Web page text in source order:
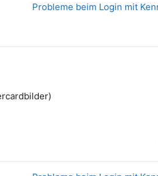
Probleme beim Login mit